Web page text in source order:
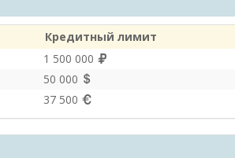
Кредитный лимит
1 500 000
50 000
37 500